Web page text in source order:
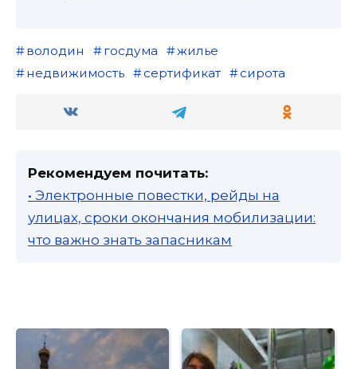
володин госдума
жилье
недвижимость
сертификат сирота
Рекомендуем почитать:
• Электронные повестки, рейды на
улицах, сроки окончания мобилизации:
что важно знать запасникам